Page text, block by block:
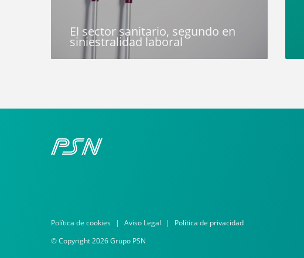
El sector sanitario, segundo en
siniestralidad laboral
Política de cookies Aviso Legal
Política de privacidad
© Copyright 2026 Grupo PSN